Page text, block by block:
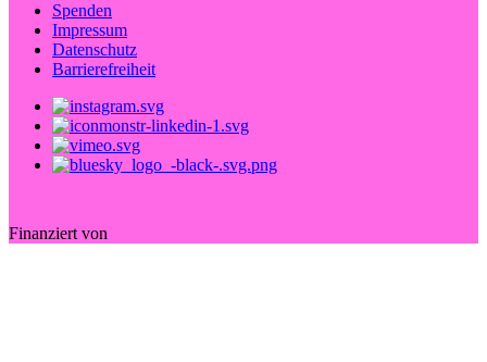
Spenden
Impressum
Datenschutz
Barrierefreiheit
Finanziert von